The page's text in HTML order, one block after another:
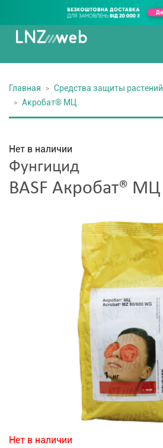
Главная Средства защиты растений
Акробат® МЦ
Нет в наличии
Фунгицид
BASF Акробат® МЦ
Нет в наличии